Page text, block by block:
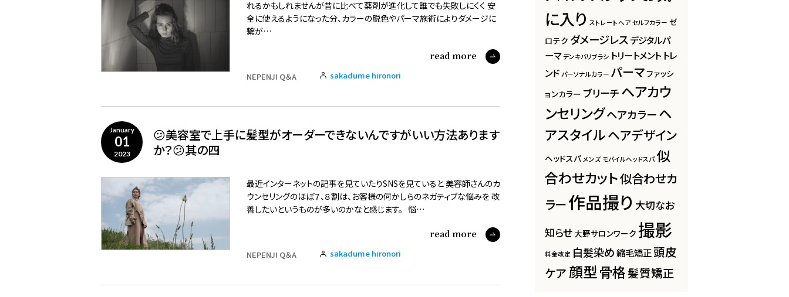
れるかもしれませんが昔に比べて薬剤が進化して誰でも失敗しにくく 安
全に使えるようになった分、カラーの脱色やパーマ施術によりダメージに
繋が…
read more
NEPENJI Q＆A sakadume hironori
January
01
2023
😕美容室で上手に髪型がオーダーできないんですがいい方法あります
か？😕其の四
最近インターネットの記事を見ていたりSNSを見ていると 美容師さんのカ
ウンセリングのほぼ７、８割は、お客様の何かしらのネガティブな悩みを 改
善したいというものが多いのかなと感じます。 悩…
read more
NEPENJI Q＆A sakadume hironori
に入り ストレートヘア セルフカラー ゼ
ロテク ダメージレスデジタルパ
ーマ デンキバリブラシ トリートメント トレ
ンド パーソナルカラー パーマファッシ
ョンカラー ブリーチ ヘアカウ
ンセリングヘアカラーヘ
アスタイルヘアデザイン
ヘッドスパ メンズ モバイルヘッドスパ 似
合わせカット似合わせカ
ラー作品撮り 大切なお
知らせ 大野サロンワーク 撮影
料金改定 白髪染め縮毛矯正頭皮
ケア顔型骨格髪質矯正